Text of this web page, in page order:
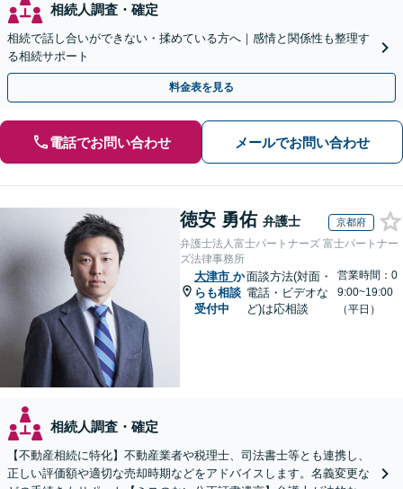
相続人調査・確定
相続で話し合いができない・揉めている方へ｜感情と関係性も整理す
る相続サポート
料金表を見る
電話でお問い合わせ メールでお問い合わせ
徳安 勇佑 弁護士 京都府
弁護士法人富士パートナーズ 富士パートナー
ズ法律事務所
大津市 か
らも相談
受付中
面談方法(対面・
電話・ビデオな
ど)は応相談
営業時間：0
9:00~19:00
（平日）
相続人調査・確定
【不動産相続に特化】不動産業者や税理士、司法書士等とも連携し、
正しい評価額や適切な売却時期などをアドバイスします。名義変更な